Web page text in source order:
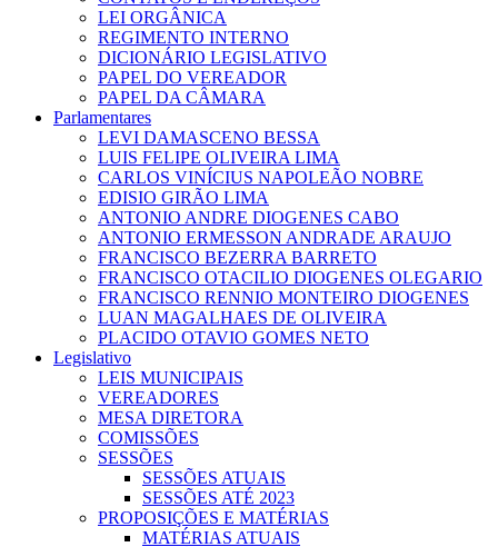
LEI ORGÂNICA
REGIMENTO INTERNO
DICIONÁRIO LEGISLATIVO
PAPEL DO VEREADOR
PAPEL DA CÂMARA
Parlamentares
LEVI DAMASCENO BESSA
LUIS FELIPE OLIVEIRA LIMA
CARLOS VINÍCIUS NAPOLEÃO NOBRE
EDISIO GIRÃO LIMA
ANTONIO ANDRE DIOGENES CABO
ANTONIO ERMESSON ANDRADE ARAUJO
FRANCISCO BEZERRA BARRETO
FRANCISCO OTACILIO DIOGENES OLEGARIO
FRANCISCO RENNIO MONTEIRO DIOGENES
LUAN MAGALHAES DE OLIVEIRA
PLACIDO OTAVIO GOMES NETO
Legislativo
LEIS MUNICIPAIS
VEREADORES
MESA DIRETORA
COMISSÕES
SESSÕES
SESSÕES ATUAIS
SESSÕES ATÉ 2023
PROPOSIÇÕES E MATÉRIAS
MATÉRIAS ATUAIS